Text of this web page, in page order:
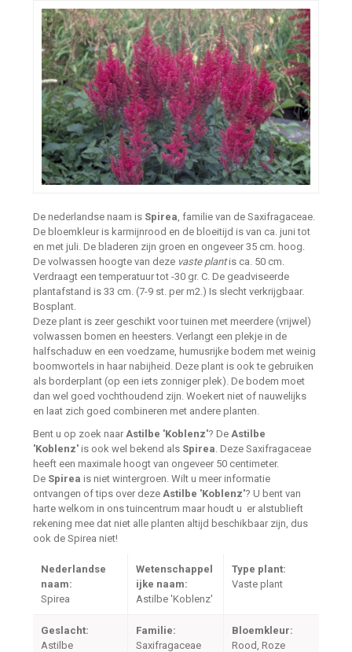
De nederlandse naam is Spirea , familie van de Saxifragaceae.
De bloemkleur is karmijnrood en de bloeitijd is van ca. juni tot
en met juli. De bladeren zijn groen en ongeveer 35 cm. hoog.
De volwassen hoogte van deze vaste plantis ca. 50 cm.
Verdraagt een temperatuur tot -30 gr. C. De geadviseerde
plantafstand is 33 cm. (7-9 st. per m2.) Is slecht verkrijgbaar.
Bosplant.
Deze plant is zeer geschikt voor tuinen met meerdere (vrijwel)
volwassen bomen en heesters. Verlangt een plekje in de
halfschaduw en een voedzame, humusrijke bodem met weinig
boomwortels in haar nabijheid. Deze plant is ook te gebruiken
als borderplant (op een iets zonniger plek). De bodem moet
dan wel goed vochthoudend zijn. Woekert niet of nauwelijks
en laat zich goed combineren met andere planten.
Bent u op zoek naar Astilbe 'Koblenz'? De Astilbe
'Koblenz' is ook wel bekend als Spirea . Deze Saxifragaceae
heeft een maximale hoogt van ongeveer 50 centimeter.
De Spirea is niet wintergroen. Wilt u meer informatie
ontvangen of tips over deze Astilbe 'Koblenz'? U bent van
harte welkom in ons tuincentrum maar houdt u er alstublieft
rekening mee dat niet alle planten altijd beschikbaar zijn, dus
ook de Spirea niet!
Nederlandse
naam:
Spirea
Wetenschappel
ijke naam:
Astilbe 'Koblenz'
Type plant:
Vaste plant
Geslacht:
Astilbe
Familie:
Saxifragaceae
Bloemkleur:
Rood, Roze